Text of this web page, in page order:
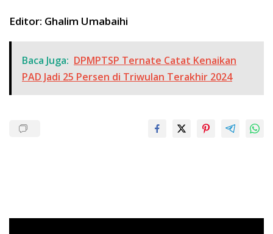
Editor: Ghalim Umabaihi
Baca Juga: DPMPTSP Ternate Catat Kenaikan
PAD Jadi 25 Persen di Triwulan Terakhir 2024